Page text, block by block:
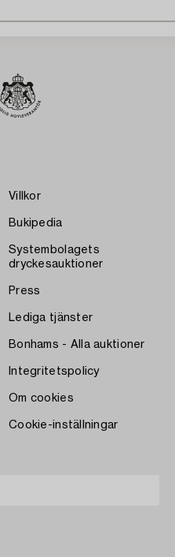
Villkor
Bukipedia
Systembolagets
dryckesauktioner
Press
Lediga tjänster
Bonhams - Alla auktioner
Integritetspolicy
Om cookies
Cookie-inställningar